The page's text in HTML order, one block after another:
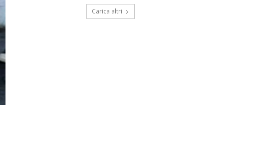
Carica altri